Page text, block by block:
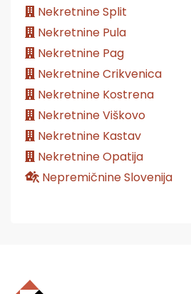
Nekretnine Split
Nekretnine Pula
Nekretnine Pag
Nekretnine Crikvenica
Nekretnine Kostrena
Nekretnine Viškovo
Nekretnine Kastav
Nekretnine Opatija
Nepremičnine Slovenija